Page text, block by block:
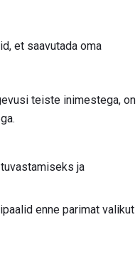
et saavutada oma
teiste inimestega, on
ja
enne parimat valikut